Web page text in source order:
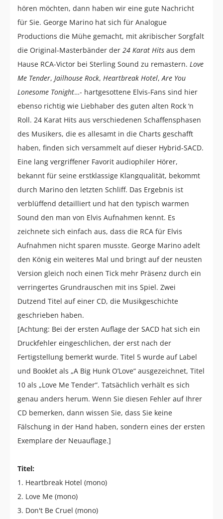
hören möchten, dann haben wir eine gute Nachricht
für Sie. George Marino hat sich für Analogue
Productions die Mühe gemacht, mit akribischer Sorgfalt
die Original-Masterbänder der 24 Karat Hits aus dem
Hause RCA-Victor bei Sterling Sound zu remastern. Love
Me Tender, Jailhouse Rock, Heartbreak Hotel,Are You
Lonesome Tonight…- hartgesottene Elvis-Fans sind hier
ebenso richtig wie Liebhaber des guten alten Rock ‘n
Roll. 24 Karat Hits aus verschiedenen Schaffensphasen
des Musikers, die es allesamt in die Charts geschafft
haben, finden sich versammelt auf dieser Hybrid-SACD.
Eine lang vergriffener Favorit audiophiler Hörer,
bekannt für seine erstklassige Klangqualität, bekommt
durch Marino den letzten Schliff. Das Ergebnis ist
verblüffend detailliert und hat den typisch warmen
Sound den man von Elvis Aufnahmen kennt. Es
zeichnete sich einfach aus, dass die RCA für Elvis
Aufnahmen nicht sparen musste. George Marino adelt
den König ein weiteres Mal und bringt auf der neusten
Version gleich noch einen Tick mehr Präsenz durch ein
verringertes Grundrauschen mit ins Spiel. Zwei
Dutzend Titel auf einer CD, die Musikgeschichte
geschrieben haben.
[Achtung: Bei der ersten Auflage der SACD hat sich ein
Druckfehler eingeschlichen, der erst nach der
Fertigstellung bemerkt wurde. Titel 5 wurde auf Label
und Booklet als „A Big Hunk O’Love“ ausgezeichnet, Titel
10 als „Love Me Tender“. Tatsächlich verhält es sich
genau anders herum. Wenn Sie diesen Fehler auf Ihrer
CD bemerken, dann wissen Sie, dass Sie keine
Fälschung in der Hand haben, sondern eines der ersten
Exemplare der Neuauflage.]
Titel:
1. Heartbreak Hotel (mono)
2. Love Me (mono)
3. Don't Be Cruel (mono)